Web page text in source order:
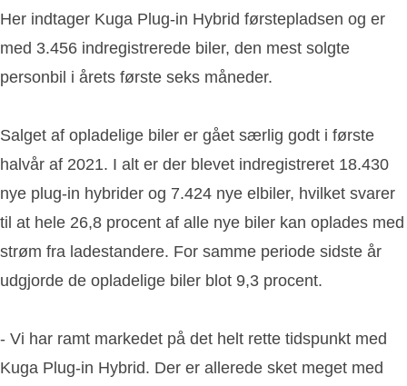
Her indtager Kuga Plug-in Hybrid førstepladsen og er
med 3.456 indregistrerede biler, den mest solgte
personbil i årets første seks måneder.
Salget af opladelige biler er gået særlig godt i første
halvår af 2021. I alt er der blevet indregistreret 18.430
nye plug-in hybrider og 7.424 nye elbiler, hvilket svarer
til at hele 26,8 procent af alle nye biler kan oplades med
strøm fra ladestandere. For samme periode sidste år
udgjorde de opladelige biler blot 9,3 procent.
- Vi har ramt markedet på det helt rette tidspunkt med
Kuga Plug-in Hybrid. Der er allerede sket meget med